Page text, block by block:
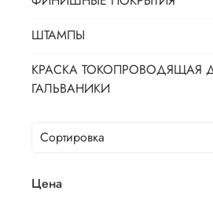
ШТАМПЫ
КРАСКА ТОКОПРОВОДЯЩАЯ
ГАЛЬВАНИКИ
Цена